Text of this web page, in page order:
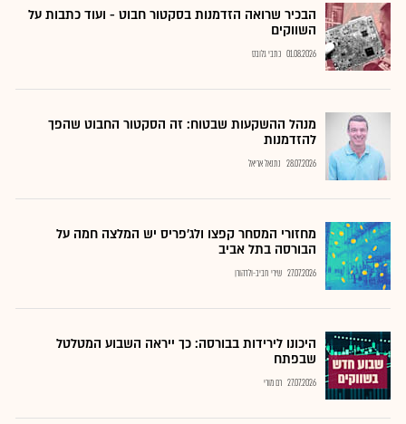
הבכיר שרואה הזדמנות בסקטור חבוט - ועוד כתבות על
השווקים
01.08.2026 כתבי גלובס
מנהל ההשקעות שבטוח: זה הסקטור החבוט שהפך
להזדמנות
28.07.2026 נתנאל אריאל
מחזורי המסחר קפצו ולג'פריס יש המלצה חמה על
הבורסה בתל אביב
27.07.2026 שירי חביב-ולדהורן
היכונו לירידות בבורסה: כך ייראה השבוע המטלטל
שבפתח
27.07.2026 רם מורי